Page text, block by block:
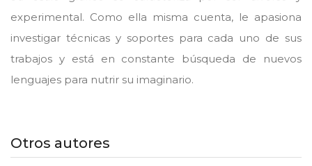
experimental. Como ella misma cuenta, le apasiona
investigar técnicas y soportes para cada uno de sus
trabajos y está en constante búsqueda de nuevos
lenguajes para nutrir su imaginario.
Otros autores